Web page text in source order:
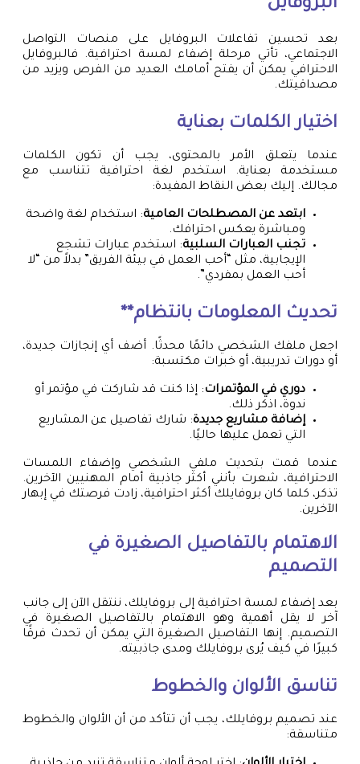
البروفايل
بعد تحسين تفاعلات البروفايل على منصات التواصل
الاجتماعي، تأتي مرحلة إضفاء لمسة احترافية. فالبروفايل
الاحترافي يمكن أن يفتح أمامك العديد من الفرص ويزيد من
مصداقيتك.
اختيار الكلمات بعناية
عندما يتعلق الأمر بالمحتوى، يجب أن تكون الكلمات
مستخدمة بعناية. استخدم لغة احترافية تتناسب مع
مجالك. إليك بعض النقاط المفيدة:
ابتعد عن المصطلحات العامية: استخدام لغة واضحة
ومباشرة يعكس احترافك.
تجنب العبارات السلبية: استخدم عبارات تشجع
الإيجابية، مثل “أحب العمل في بيئة الفريق” بدلاً من “لا
أحب العمل بمفردي”.
تحديث المعلومات بانتظام**
اجعل ملفك الشخصي دائمًا محدثًا. أضف أي إنجازات جديدة،
أو دورات تدريبية، أو خبرات مكتسبة:
دوري في المؤتمرات: إذا كنت قد شاركت في مؤتمر أو
ندوة، اذكر ذلك.
إضافة مشاريع جديدة: شارك تفاصيل عن المشاريع
التي تعمل عليها حاليًا.
عندما قمت بتحديث ملفي الشخصي وإضفاء اللمسات
الاحترافية، شعرت بأنني أكثر جاذبية أمام المهنيين الآخرين.
تذكر، كلما كان بروفايلك أكثر احترافية، زادت فرصتك في إبهار
الآخرين.
الاهتمام بالتفاصيل الصغيرة في
التصميم
بعد إضفاء لمسة احترافية إلى بروفايلك، ننتقل الآن إلى جانب
آخر لا يقل أهمية وهو الاهتمام بالتفاصيل الصغيرة في
التصميم. إنها التفاصيل الصغيرة التي يمكن أن تحدث فرقًا
كبيرًا في كيف يُرى بروفايلك ومدى جاذبيته.
تناسق الألوان والخطوط
عند تصميم بروفايلك، يجب أن تتأكد من أن الألوان والخطوط
متناسقة: